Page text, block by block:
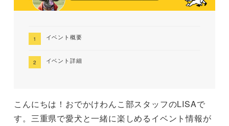
イベント概要
イベント詳細
こんにちは！おでかけわんこ部スタッフのLISAで
す。三重県で愛犬と一緒に楽しめるイベント情報が